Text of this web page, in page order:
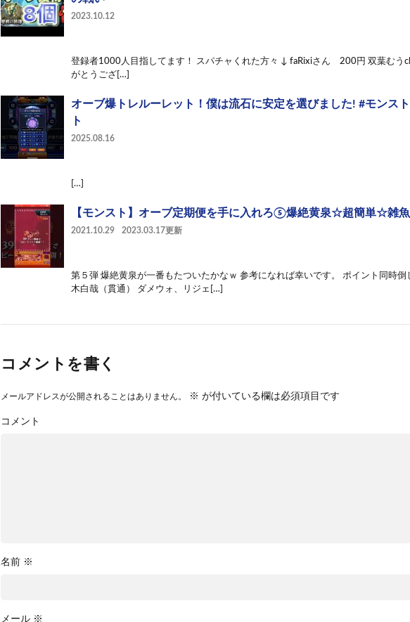
2023.10.12
登録者1000人目指してます！ スパチャくれた方々 ↓ faRixiさん 200円 双葉む
がとうござ[…]
オーブ爆トレルーレット！僕は流石に安定を選びました! #モンス
ト
2025.08.16
[…]
【モンスト】オーブ定期便を手に入れろ⑤爆絶黄泉☆超簡単☆雑
2021.10.29 2023.03.17更新
第５弾 爆絶黄泉が一番もたついたかなｗ 参考になれば幸いです。 ポイント同時
木白哉（貫通） ダメウォ、リジェ[…]
コメントを書く
メールアドレスが公開されることはありません。 ※ が付いている欄は必須項目です
コメント
名前 ※
メール ※